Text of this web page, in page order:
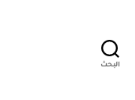
البحث